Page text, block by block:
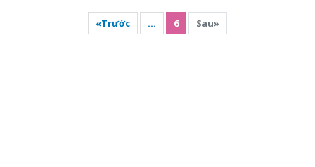
«Trước ... 6 Sau»